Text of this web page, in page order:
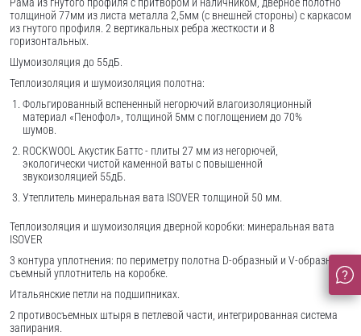
толщиной 77мм из листа металла 2,5мм (с внешней стороны) c каркасом
из гнутого профиля. 2 вертикальных ребра жесткости и 8
горизонтальных.
Шумоизоляция до 55дБ.
Теплоизоляция и шумоизоляция полотна:
Фольгированный вспененный негорючий влагоизоляционный
материал «Пенофол», толщиной 5мм с поглощением до 70%
шумов.
ROCKWOOL Акустик Баттс - плиты 27 мм из негорючей,
экологически чистой каменной ваты с повышенной
звукоизоляцией 55дБ.
Утеплитель минеральная вата ISOVER толщиной 50 мм.
Теплоизоляция и шумоизоляция дверной коробки: минеральная вата
ISOVER
3 контура уплотнения: по периметру полотна D-образный и V-образный,
съемный уплотнитель на коробке.
Итальянские петли на подшипниках.
2 противосъемных штыря в петлевой части, интегрированная система
запирания.